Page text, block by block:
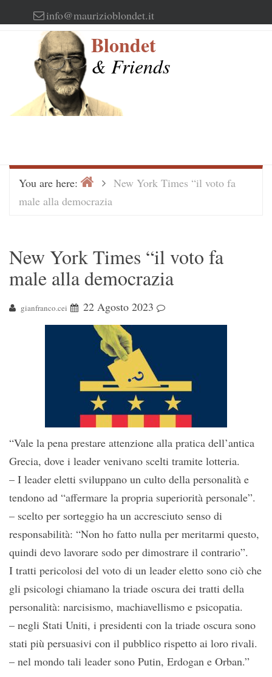
to
info@maurizioblondet.it
Blondet
& Friends
You are here: HomeNew York Times “il voto fa
male alla democrazia
New York Times “il voto fa
male alla democrazia
gianfranco.cei 22 Agosto 2023
“Vale la pena prestare attenzione alla pratica dell’antica
Grecia, dove i leader venivano scelti tramite lotteria.
– I leader eletti sviluppano un culto della personalità e
tendono ad “affermare la propria superiorità personale”.
– scelto per sorteggio ha un accresciuto senso di
responsabilità: “Non ho fatto nulla per meritarmi questo,
quindi devo lavorare sodo per dimostrare il contrario”.
I tratti pericolosi del voto di un leader eletto sono ciò che
gli psicologi chiamano la triade oscura dei tratti della
personalità: narcisismo, machiavellismo e psicopatia.
– negli Stati Uniti, i presidenti con la triade oscura sono
stati più persuasivi con il pubblico rispetto ai loro rivali.
– nel mondo tali leader sono Putin, Erdogan e Orban.”